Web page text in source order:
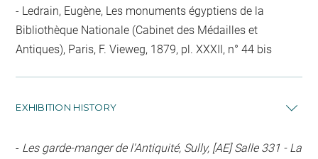
Ledrain, Eugène, Les monuments égyptiens de la
Bibliothèque Nationale (Cabinet des Médailles et
Antiques), Paris, F. Vieweg, 1879, pl. XXXII, n° 44 bis
EXHIBITION HISTORY
- Les garde-manger de l'Antiquité, Sully, [AE] Salle 331 - La